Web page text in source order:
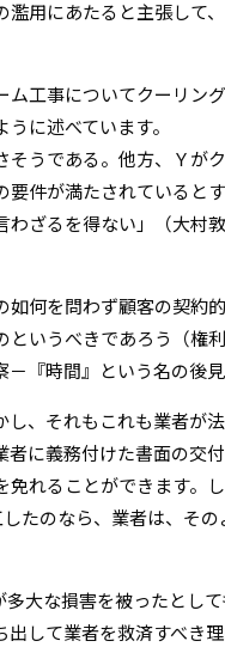
用にあたると主張して
工事についてクーリン
に述べています。
そうである。他方、Ｙが
件が満たされていると
ざるを得ない」（大村
何を問わず顧客の契約
いうべきであろう（権
『時間』という名の後
、それもこれも業者が
に義務付けた書面の交
れることができます。
たのなら、業者は、そ
大な損害を被ったとし
して業者を救済すべき